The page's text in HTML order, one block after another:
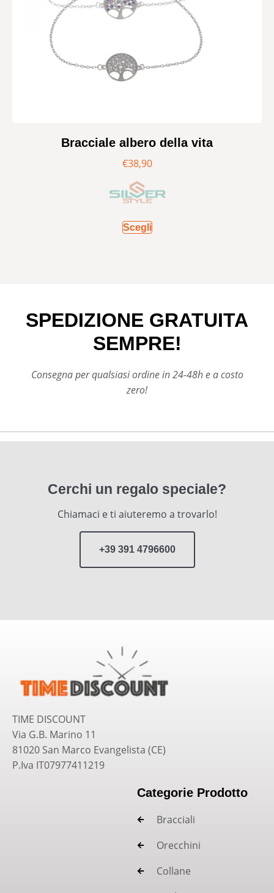
Bracciale albero della vita
€38,90
Scegli
SPEDIZIONE GRATUITA
SEMPRE!
Consegna per qualsiasi ordine in 24-48h e a costo
zero!
Cerchi un regalo speciale?
Chiamaci e ti aiuteremo a trovarlo!
+39 391 4796600
TIME DISCOUNT
Via G.B. Marino 11
81020 San Marco Evangelista (CE)
P.Iva IT07977411219
Categorie Prodotto
Bracciali
Orecchini
Collane